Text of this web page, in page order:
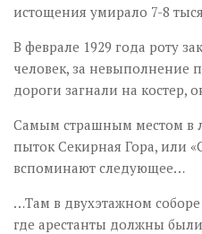
истощения умирало 7-8
В феврале 1929 года роту
человек, за невыполнение
дороги загнали на костер,
Самым страшным местом в
пыток Секирная Гора, или
вспоминают следующее…
…Там в двухэтажном
где арестанты должны